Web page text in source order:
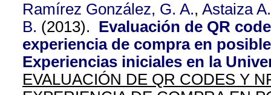
Ramírez González, G. A., Astaiza
B. (2013). Evaluación de QR
experiencia de compra en
Experiencias iniciales en la
EVALUACIÓN DE QR CODES Y